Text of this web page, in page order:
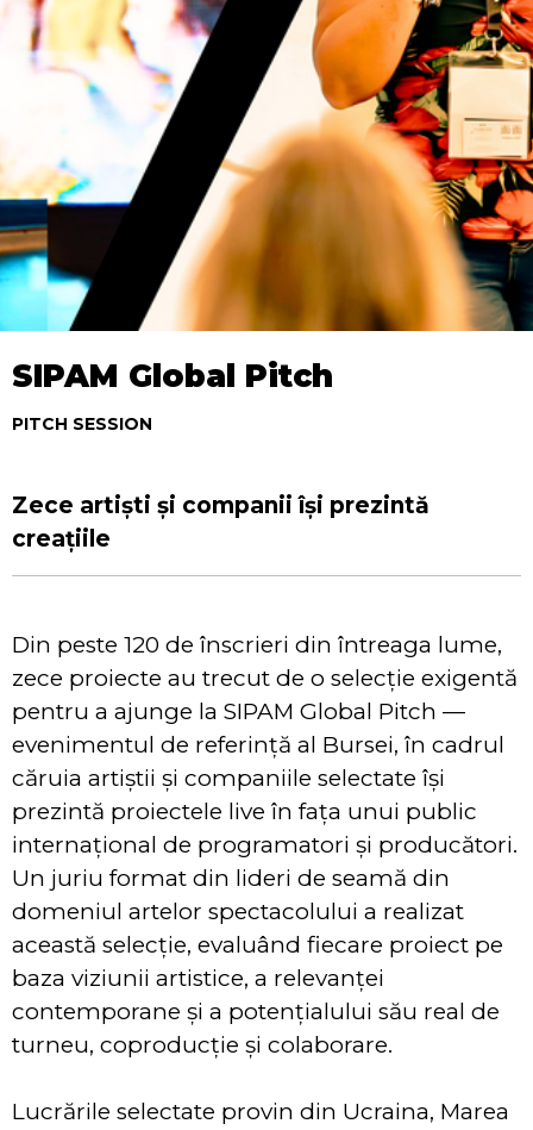
SIPAM Global Pitch
PITCH SESSION
Zece artiști și companii își prezintă
creațiile
Din peste 120 de înscrieri din întreaga lume,
zece proiecte au trecut de o selecție exigentă
pentru a ajunge la SIPAM Global Pitch —
evenimentul de referință al Bursei, în cadrul
căruia artiștii și companiile selectate își
prezintă proiectele live în fața unui public
internațional de programatori și producători.
Un juriu format din lideri de seamă din
domeniul artelor spectacolului a realizat
această selecție, evaluând fiecare proiect pe
baza viziunii artistice, a relevanței
contemporane și a potențialului său real de
turneu, coproducție și colaborare.
Lucrările selectate provin din Ucraina, Marea